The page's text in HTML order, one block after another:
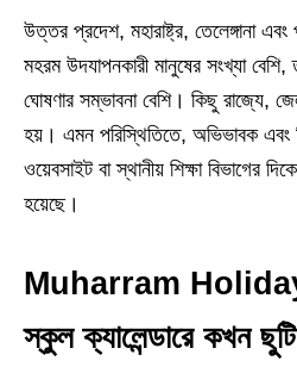
উত্তর প্রদেশ, মহারাষ্ট্র, তেলেঙ্গানা এবং
মহরম উদযাপনকারী মানুষের সংখ্যা বেশি,
ঘোষণার সম্ভাবনা বেশি। কিছু রাজ্যে,
হয়। এমন পরিস্থিতিতে, অভিভাবক এবং
ওয়েবসাইট বা স্থানীয় শিক্ষা বিভাগের
হয়েছে।
Muharram
স্কুল ক্যালেন্ডারে কখন